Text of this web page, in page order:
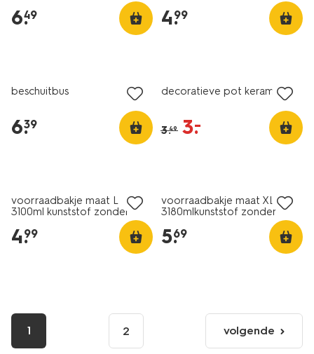
6.
49 4.
99
beschuitbus
6.
39
decoratieve pot keramiek
3.49 3.
–
voorraadbakje maat L
3100ml kunststof zonder
4.
99
voorraadbakje maat XL
3180mlkunststof zonder
5.
69
1 2
volgende
volgende